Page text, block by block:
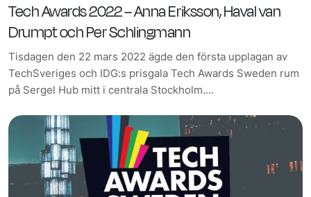
Tech Awards 2022 – Anna Eriksson, Haval van
Drumpt och Per Schlingmann
Tisdagen den 22 mars 2022 ägde den första upplagan av
TechSveriges och IDG:s prisgala Tech Awards Sweden rum
på Sergel Hub mitt i centrala Stockholm....